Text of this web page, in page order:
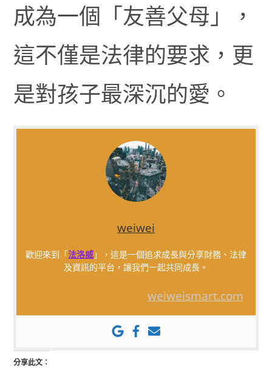
成為一個「友善父母」，
這不僅是法律的要求，更
是對孩子最深沉的愛。
weiwei
歡迎來到「法洛威」，這是一個追求成長與分享財務、法律
及資訊的平台，讓我們一起共同成長。
weiweismart.com
分享此文：